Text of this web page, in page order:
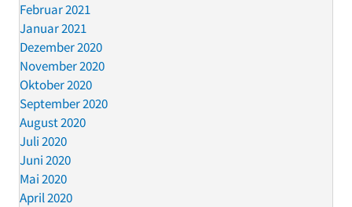
Februar 2021
Januar 2021
Dezember 2020
November 2020
Oktober 2020
September 2020
August 2020
Juli 2020
Juni 2020
Mai 2020
April 2020